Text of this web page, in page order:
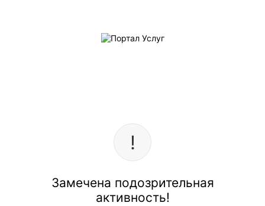
Замечена подозрительная
активность!